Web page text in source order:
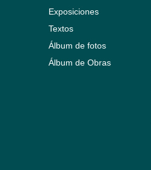
Exposiciones
Textos
Álbum de fotos
Álbum de Obras